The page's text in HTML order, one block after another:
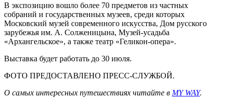
В экспозицию вошло более 70 предметов из частных
собраний и государственных музеев, среди которых
Московский музей современного искусства, Дом русского
зарубежья им. А. Солженицына, Музей-усадьба
«Архангельское», а также театр «Геликон-опера».
Выставка будет работать до 30 июля.
ФОТО ПРЕДОСТАВЛЕНО ПРЕСС-СЛУЖБОЙ.
О самых интересных путешествиях читайте в MY WAY.